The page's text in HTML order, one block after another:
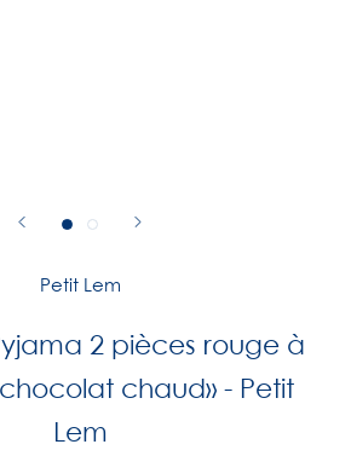
Petit Lem
2 pièces rouge à
chaud» - Petit
Lem